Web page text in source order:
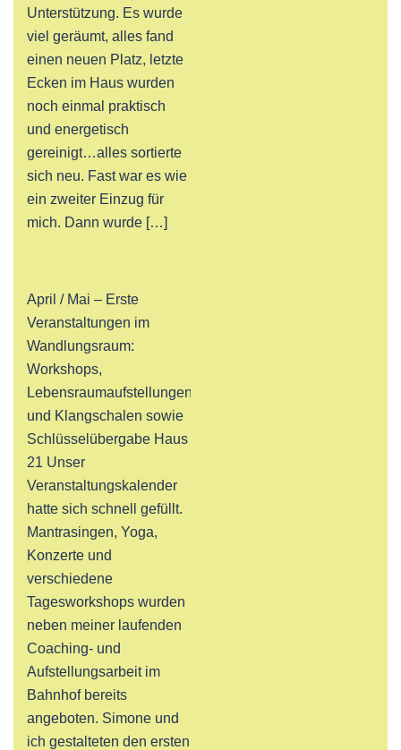
Unterstützung. Es wurde
viel geräumt, alles fand
einen neuen Platz, letzte
Ecken im Haus wurden
noch einmal praktisch
und energetisch
gereinigt…alles sortierte
sich neu. Fast war es wie
ein zweiter Einzug für
mich. Dann wurde […]
April / Mai – Erste
Veranstaltungen im
Wandlungsraum:
Workshops,
Lebensraumaufstellungen
und Klangschalen sowie
Schlüsselübergabe Haus
21 Unser
Veranstaltungskalender
hatte sich schnell gefüllt.
Mantrasingen, Yoga,
Konzerte und
verschiedene
Tagesworkshops wurden
neben meiner laufenden
Coaching- und
Aufstellungsarbeit im
Bahnhof bereits
angeboten. Simone und
ich gestalteten den ersten